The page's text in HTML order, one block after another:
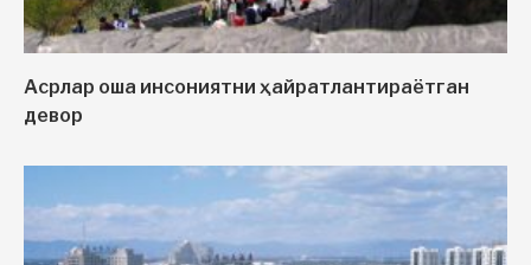
Асрлар оша инсониятни ҳайратлантираётган
девор